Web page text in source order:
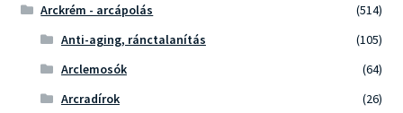
Arckrém - arcápolás
(514)
Anti-aging, ránctalanítás
(105)
Arclemosók
(64)
Arcradírok
(26)